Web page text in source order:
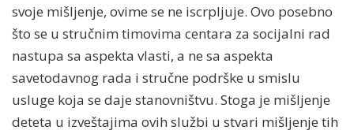
svoje mišljenje, ovime se ne iscrpljuje. Ovo posebno
što se u stručnim timovima centara za socijalni rad
nastupa sa aspekta vlasti, a ne sa aspekta
savetodavnog rada i stručne podrške u smislu
usluge koja se daje stanovništvu. Stoga je mišljenje
deteta u izveštajima ovih službi u stvari mišljenje tih